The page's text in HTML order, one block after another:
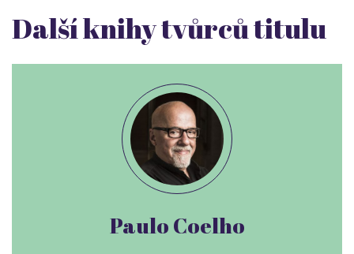
Další knihy tvůrců titulu
Paulo Coelho